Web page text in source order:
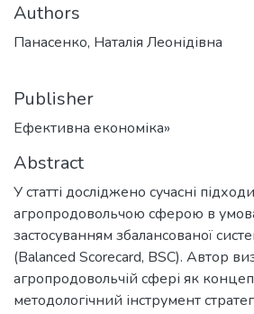
Authors
Панасенко, Наталія Леонідівна
Publisher
Ефективна економіка»
Abstract
У статті досліджено сучасні
агропродовольчою сферою в
застосуванням збалансованої
(Balanced Scorecard, BSC). Автор
агропродовольчій сфері як
методологічний інструмент